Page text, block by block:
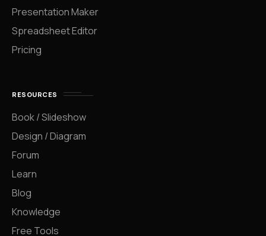
Presentation Maker
Spreadsheet Editor
Pricing
RESOURCES
Book / Slideshow
Design / Diagram
Forum
Learn
Blog
Knowledge
Free Tools